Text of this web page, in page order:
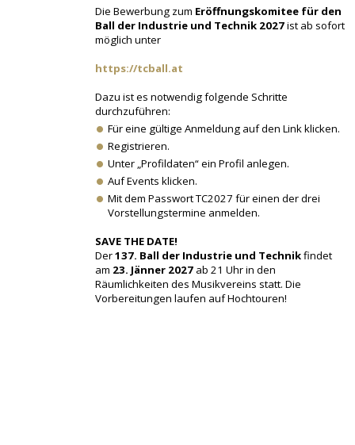
Die Bewerbung zum Eröffnungskomitee für den
Ball der Industrie und Technik 2027ist ab sofort
möglich unter
https://tcball.at
Dazu ist es notwendig folgende Schritte
durchzuführen:
Für eine gültige Anmeldung auf den Link klicken.
Registrieren.
Unter „Profildaten“ ein Profil anlegen.
Auf Events klicken.
Mit dem Passwort TC2027 für einen der drei
Vorstellungstermine anmelden.
SAVE THE DATE!
Der137. Ball der Industrie und Technikfindet
am 23. Jänner 2027 ab 21 Uhr in den
Räumlichkeiten des Musikvereins statt. Die
Vorbereitungen laufen auf Hochtouren!